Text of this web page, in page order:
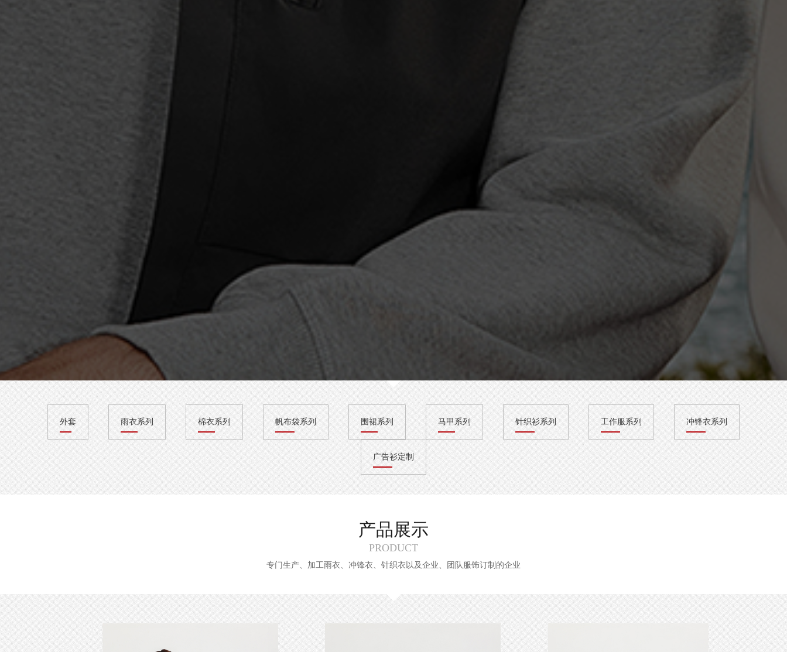
外套 雨衣系列 棉衣系列 帆布袋系列 围裙系列 马甲系列 针织衫系列 工作服系列 冲锋衣系列
广告衫定制
产品展示
PRODUCT
专门生产、加工雨衣、冲锋衣、针织衣以及企业、团队服饰订制的企业